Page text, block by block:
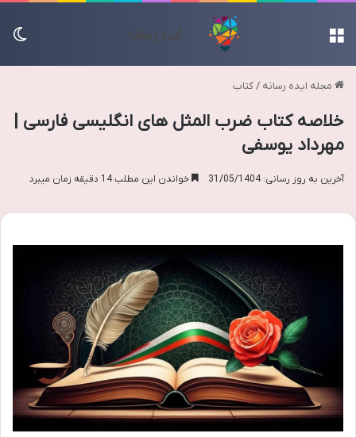
مجله ایده رسانه /کتاب
خلاصه کتاب ضرب المثل های انگلیسی فارسی |
مهرداد یوسفی
آخرین به روز رسانی: 31/05/1404 خواندن این مطلب 14 دقیقه زمان میبرد